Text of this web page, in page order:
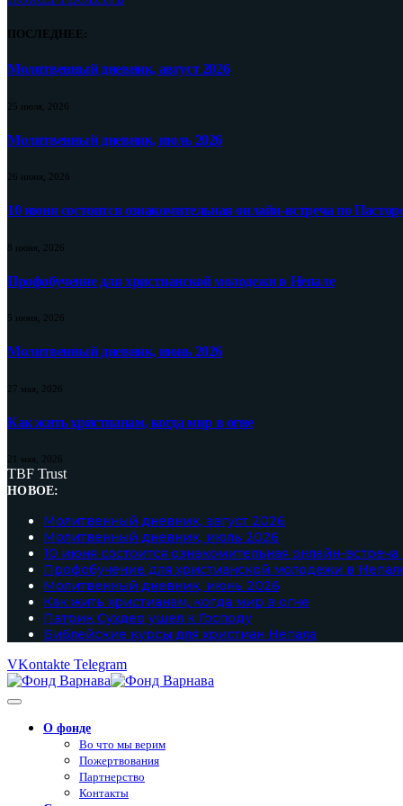
ПОСЛЕДНЕЕ:
Молитвенный дневник, август 2026
25 июля, 2026
Молитвенный дневник, июль 2026
26 июня, 2026
10 июня состоится ознакомительная онлайн-встреча по
8 июня, 2026
Профобучение для христианской молодежи в Непале
5 июня, 2026
Молитвенный дневник, июнь 2026
27 мая, 2026
Как жить христианам, когда мир в огне
21 мая, 2026
TBF Trust
НОВОЕ:
Молитвенный дневник, август 2026
Молитвенный дневник, июль 2026
10 июня состоится ознакомительная онлайн-
Профобучение для христианской молодежи в
Молитвенный дневник, июнь 2026
Как жить христианам, когда мир в огне
Патрик Сухдео ушел к Господу
Библейские курсы для христиан Непала
VKontakte Telegram
О фонде
Во что мы верим
Пожертвования
Партнерство
Контакты